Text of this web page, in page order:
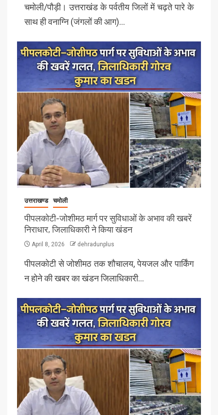
चमोली/पौड़ी। उत्तराखंड के पर्वतीय जिलों में चढ़ते पारे के
साथ ही वनाग्नि (जंगलों की आग)…
उत्तराखण्ड चमोली
पीपलकोटी-जोशीमठ मार्ग पर सुविधाओं के अभाव की खबरें
निराधार, जिलाधिकारी ने किया खंडन
April 8, 2026 dehradunplus
पीपलकोटी से जोशीमठ तक शौचालय, पेयजल और पार्किंग
न होने की खबर का खंडन जिलाधिकारी…